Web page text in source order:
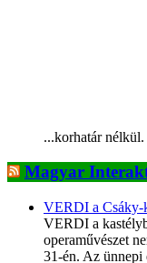
...korhatár
Magyar
VERDI a Csáky-
VERDI a
operaművészet
31-én. Az ünnepi